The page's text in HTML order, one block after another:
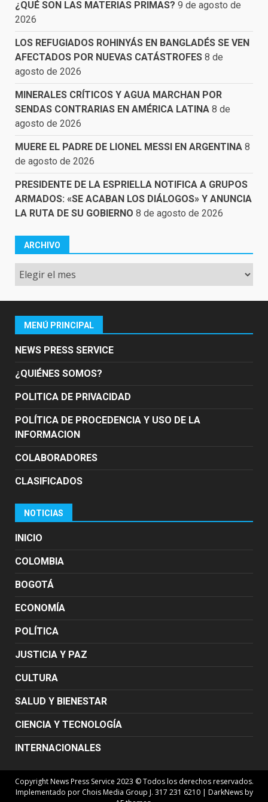
¿QUÉ SON LAS MATERIAS PRIMAS? 9 de agosto de
2026
LOS REFUGIADOS ROHINYÁS EN BANGLADÉS SE VEN
AFECTADOS POR NUEVAS CATÁSTROFES 8 de
agosto de 2026
MINERALES CRÍTICOS Y AGUA MARCHAN POR
SENDAS CONTRARIAS EN AMÉRICA LATINA 8 de
agosto de 2026
MUERE EL PADRE DE LIONEL MESSI EN ARGENTINA 8
de agosto de 2026
PRESIDENTE DE LA ESPRIELLA NOTIFICA A GRUPOS
ARMADOS: «SE ACABAN LOS DIÁLOGOS» Y ANUNCIA
LA RUTA DE SU GOBIERNO 8 de agosto de 2026
ARCHIVO
Archivo
MENÚ PRINCIPAL
NEWS PRESS SERVICE
¿QUIÉNES SOMOS?
POLITICA DE PRIVACIDAD
POLÍTICA DE PROCEDENCIA Y USO DE LA
INFORMACION
COLABORADORES
CLASIFICADOS
NOTICIAS
INICIO
COLOMBIA
BOGOTÁ
ECONOMÍA
POLÍTICA
JUSTICIA Y PAZ
CULTURA
SALUD Y BIENESTAR
CIENCIA Y TECNOLOGÍA
INTERNACIONALES
Copyright News Press Service 2023 © Todos los derechos reservados.
Implementado por Chois Media Group J. 317 231 6210 | DarkNewsby